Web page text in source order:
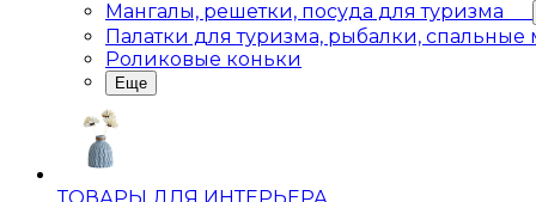
Мангалы, решетки, посуда для туризма
Палатки для туризма, рыбалки,
Роликовые коньки
Еще